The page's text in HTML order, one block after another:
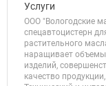
Услуги
ООО "Вологодские
спецавтоцистерн
растительного
наращивает
изделий,
качество